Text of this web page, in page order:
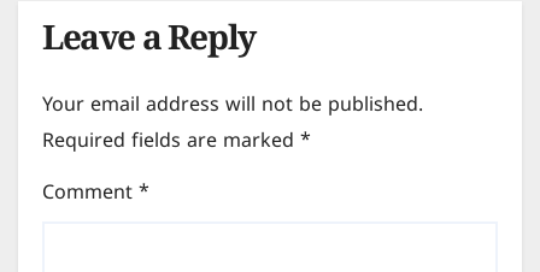
Leave a Reply
Your email address will not be published.
Required fields are marked *
Comment *